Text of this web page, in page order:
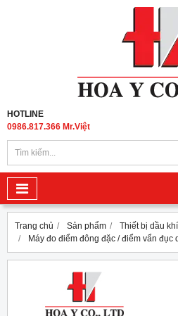
HOTLINE
0986.817.366 Mr.Việt
Trang chủ Sản phẩm
Thiết bị dầu
Máy đo điểm đông đặc / điểm vẩn